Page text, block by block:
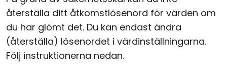
återställa ditt åtkomstlösenord för värden om
du har glömt det. Du kan endast ändra
(återställa) lösenordet i värdinställningarna.
Följ instruktionerna nedan.
Moln & Lokal installation